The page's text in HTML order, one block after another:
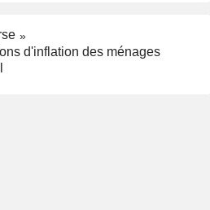
d'inflation des ménages